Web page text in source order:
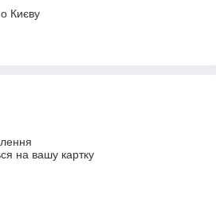
Києву
на вашу картку